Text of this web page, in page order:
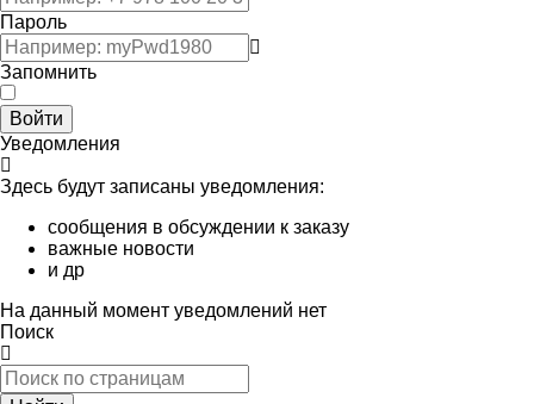
Пароль
Запомнить
Войти
Уведомления
Здесь будут записаны уведомления:
сообщения в обсуждении к заказу
важные новости
и др
На данный момент уведомлений нет
Поиск